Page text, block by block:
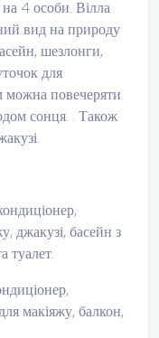
на 4 особи. Вілла
вид на природу
шезлонги,
для
можна повечеряти
сонця. . Також
джакузі, басейн з
туалет.
макіяжу, балкон,